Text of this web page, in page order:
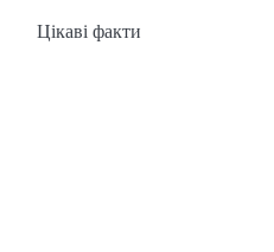
Цікаві факти